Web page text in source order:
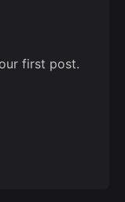
first post.